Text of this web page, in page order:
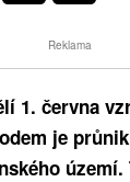
Reklama
1. června
je
území.